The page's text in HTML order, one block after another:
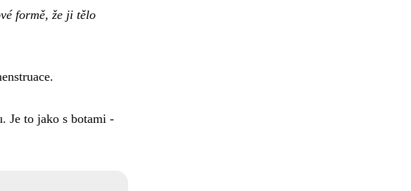
formě, že ji tělo
Je to jako s botami -